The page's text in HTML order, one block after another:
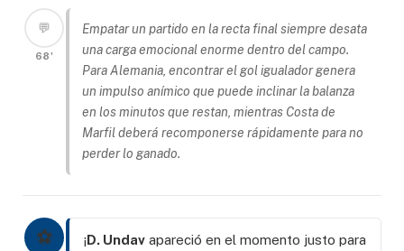
💬
68'
Empatar un partido en la recta final siempre desata
una carga emocional enorme dentro del campo.
Para Alemania, encontrar el gol igualador genera
un impulso anímico que puede inclinar la balanza
en los minutos que restan, mientras Costa de
Marfil deberá recomponerse rápidamente para no
perder lo ganado.
⚽ ¡D. Undav apareció en el momento justo para